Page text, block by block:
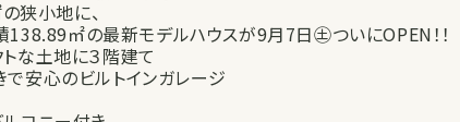
狭小地に、
㎡の最新モデルハウスが9月7日㊏ついにOPEN！！
な土地に３階建て
で安心のビルトインガレージ